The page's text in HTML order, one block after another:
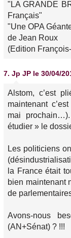
"LA GRANDE
Français"
"Une OPA
de Jean Roux
(Edition
7. Jp JP le 30/04/
Alstom, c’est
maintenant
mai
étudier » le
Les politiciens
la France était
bien maintenant
de
Avons-nous
(AN+Sénat) ? !!!